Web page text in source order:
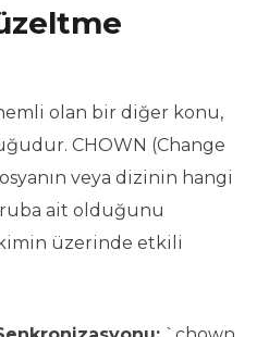
olan bir diğer konu,
CHOWN (Change
veya dizinin hangi
ait olduğunu
üzerinde etkili